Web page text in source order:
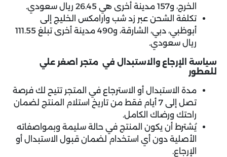
الخرج، و157 مدينة أخرى هي 26.45 ريال سعودي.
تكلفة الشحن عبر زد شب وارامكس الخليج إلى
أبوظبي، دبي، الشارقة، و490 مدينة أخرى تبلغ 111.55
ريال سعودي.
سياسة الإرجاع والاستبدال في متجر اصغر علي
للعطور
مدة الاستبدال أو الاسترجاع في المتجر تتيح لك فرصة
تصل إلى 7 أيام فقط من تاريخ استلام المنتج لضمان
راحتك ورضاك الكامل.
يُشترط أن يكون المنتج في حالة سليمة وبمواصفاته
الأصلية دون أي استخدام لضمان قبول الاستبدال أو
الإرجاع.